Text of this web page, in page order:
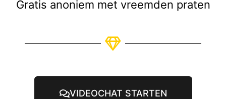
Gratis anoniem met vreemden praten
VIDEOCHAT STARTEN